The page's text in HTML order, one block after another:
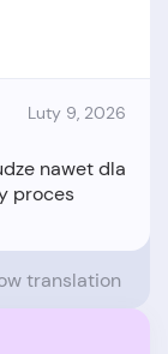
Luty 9, 2026
nawet dla
proces
translation